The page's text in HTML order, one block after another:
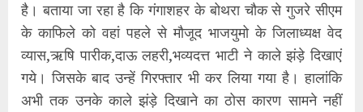
है। बताया जा रहा है कि गंगाशहर के बोथरा चौक से गुजरे सीएम
के काफिले को वहां पहले से मौजूद भाजयुमो के जिलाध्यक्ष वेद
व्यास,ऋषि पारीक,दाऊ लहरी,भव्यदत्त भाटी ने काले झंड़े दिखाएं
गये। जिसके बाद उन्हें गिरफ्तार भी कर लिया गया है। हालांकि
अभी तक उनके काले झंड़े दिखाने का ठोस कारण सामने नहीं